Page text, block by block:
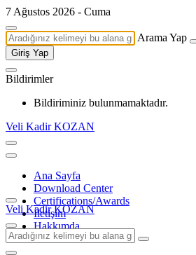
7 Ağustos 2026 - Cuma
Arama Yap
Giriş Yap
Bildirimler
Bildiriminiz bulunmamaktadır.
Veli Kadir KOZAN
Ana Sayfa
Download Center
Certifications/Awards
İletişim
Hakkımda
Veli Kadir KOZAN